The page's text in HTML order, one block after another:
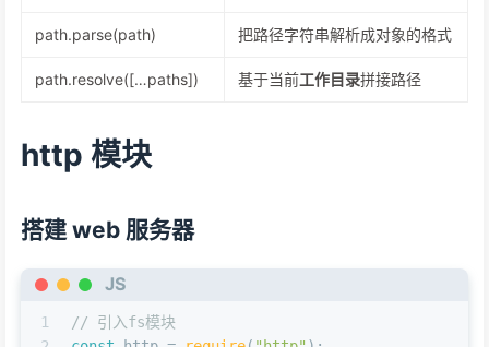
path.parse(path) 把路径字符串解析成对象的格式
path.resolve([…paths]) 基于当前工作目录拼接路径
http 模块
搭建 web 服务器
JS
1
// 引入fs模块